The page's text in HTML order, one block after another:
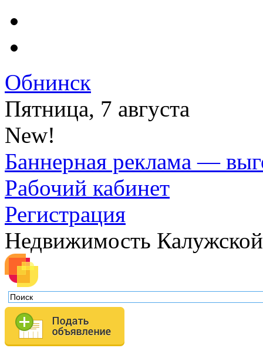
Обнинск
Пятница, 7 августа
New!
Баннерная реклама —
Рабочий кабинет
Регистрация
Недвижимость